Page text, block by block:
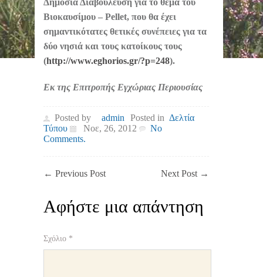
Βιοκαυσίμου – Pellet, που θα έχει
σημαντικότατες θετικές συνέπειες για τα
δύο νησιά και τους κατοίκους τους
(http://www.eghorios.gr/?p=248).
Εκ της Επιτροπής Εγχώριας Περιουσίας
Posted by admin Posted in Δελτία
Τύπου
Νοε, 26, 2012
No
Comments.
← Previous Post Next Post →
Αφήστε μια απάντηση
Σχόλιο *